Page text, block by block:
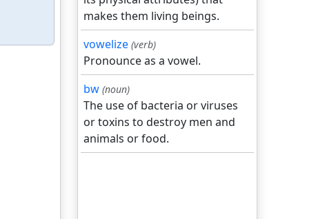
makes them living beings.
vowelize (verb)
Pronounce as a vowel.
bw (noun)
The use of bacteria or viruses
or toxins to destroy men and
animals or food.